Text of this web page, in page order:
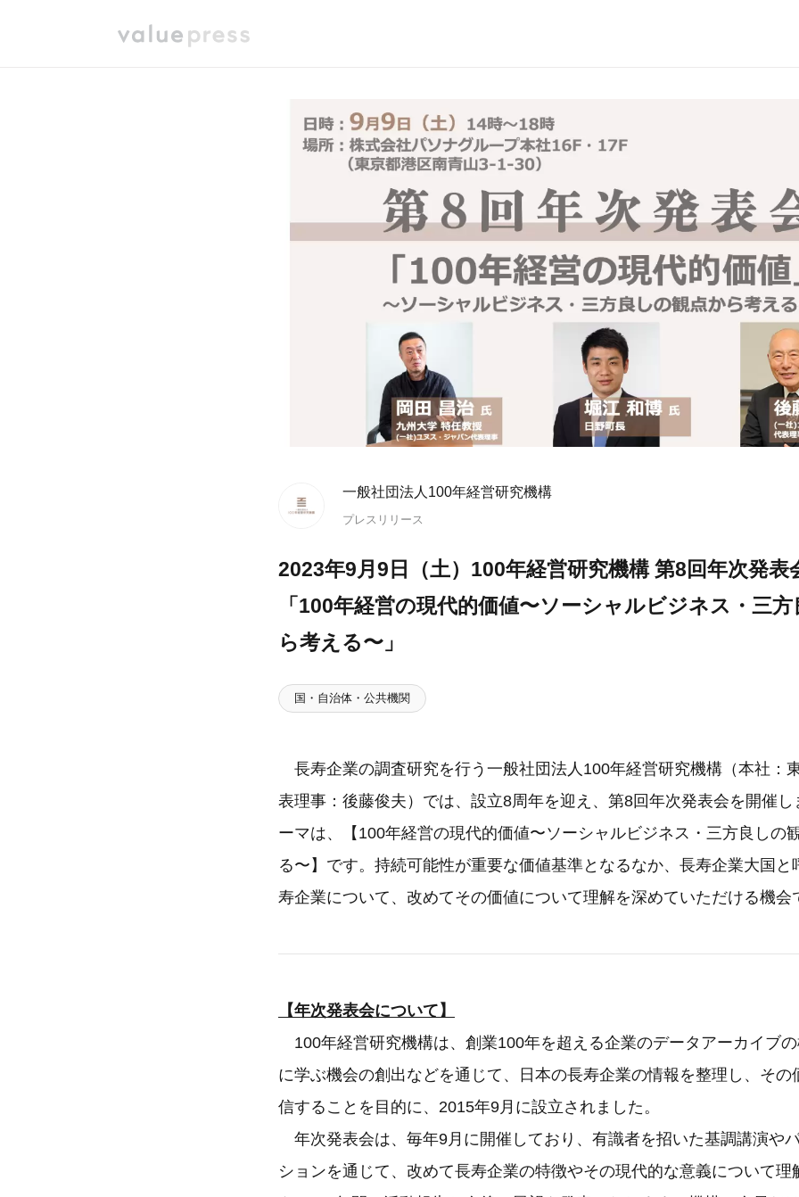
一般社団法人100年経営研究機構
プレスリリース
2023年9月9日（土）100年経営研究機構 第8回年次発表
「100年経営の現代的価値〜ソーシャルビジネス・三
ら考える〜」
国・自治体・公共機関
長寿企業の調査研究を行う一般社団法人100年経営研究機構（本社：
表理事：後藤俊夫）では、設立8周年を迎え、第8回年次発表会を開催し
ーマは、【100年経営の現代的価値〜ソーシャルビジネス・三方良しの
る〜】です。持続可能性が重要な価値基準となるなか、長寿企業大国と
寿企業について、改めてその価値について理解を深めていただける機会
【年次発表会について】
100年経営研究機構は、創業100年を超える企業のデータアーカイブ
に学ぶ機会の創出などを通じて、日本の長寿企業の情報を整理し、その
信することを目的に、2015年9月に設立されました。
年次発表会は、毎年9月に開催しており、有識者を招いた基調講演や
ションを通じて、改めて長寿企業の特徴やその現代的な意義について理